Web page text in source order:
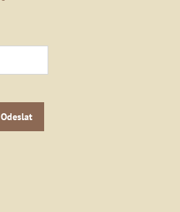
Odeslat